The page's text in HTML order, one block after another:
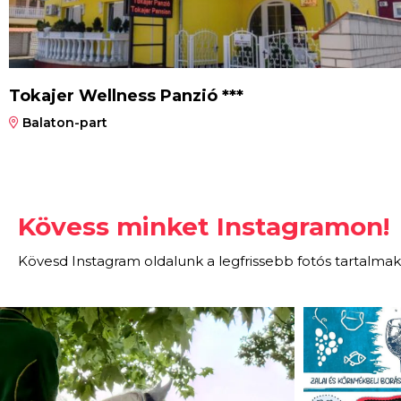
Tokajer Wellness Panzió ***
Balaton-part
Kövess minket Instagramon!
Kövesd Instagram oldalunk a legfrissebb fotós